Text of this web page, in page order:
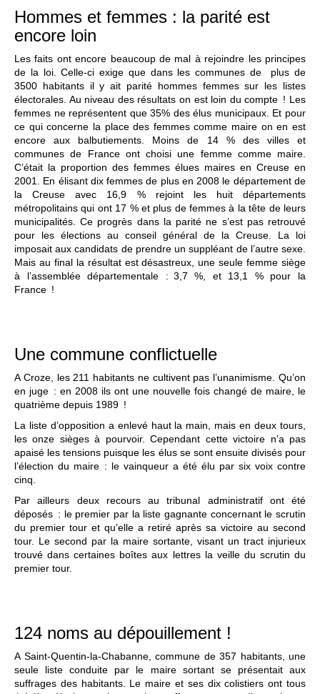
Hommes et femmes : la parité est
encore loin
Les faits ont encore beaucoup de mal à rejoindre les principes
de la loi. Celle-ci exige que dans les communes de plus de
3500 habitants il y ait parité hommes femmes sur les listes
électorales. Au niveau des résultats on est loin du compte ! Les
femmes ne représentent que 35% des élus municipaux. Et pour
ce qui concerne la place des femmes comme maire on en est
encore aux balbutiements. Moins de 14 % des villes et
communes de France ont choisi une femme comme maire.
C’était la proportion des femmes élues maires en Creuse en
2001. En élisant dix femmes de plus en 2008 le département de
la Creuse avec 16,9 % rejoint les huit départements
métropolitains qui ont 17 % et plus de femmes à la tête de leurs
municipalités. Ce progrès dans la parité ne s’est pas retrouvé
pour les élections au conseil général de la Creuse. La loi
imposait aux candidats de prendre un suppléant de l’autre sexe.
Mais au final la résultat est désastreux, une seule femme siège
à l’assemblée départementale : 3,7 %, et 13,1 % pour la
France !
Une commune conflictuelle
A Croze, les 211 habitants ne cultivent pas l’unanimisme. Qu’on
en juge : en 2008 ils ont une nouvelle fois changé de maire, le
quatrième depuis 1989 !
La liste d’opposition a enlevé haut la main, mais en deux tours,
les onze sièges à pourvoir. Cependant cette victoire n’a pas
apaisé les tensions puisque les élus se sont ensuite divisés pour
l’élection du maire : le vainqueur a été élu par six voix contre
cinq.
Par ailleurs deux recours au tribunal administratif ont été
déposés : le premier par la liste gagnante concernant le scrutin
du premier tour et qu’elle a retiré après sa victoire au second
tour. Le second par la maire sortante, visant un tract injurieux
trouvé dans certaines boîtes aux lettres la veille du scrutin du
premier tour.
124 noms au dépouillement !
A Saint-Quentin-la-Chabanne, commune de 357 habitants, une
seule liste conduite par le maire sortant se présentait aux
suffrages des habitants. Le maire et ses dix colistiers ont tous